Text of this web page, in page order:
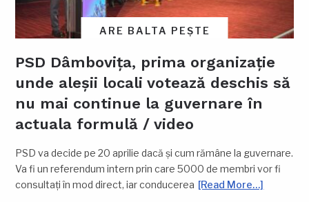
ARE BALTA PEȘTE
PSD Dâmbovița, prima organizație
unde aleșii locali votează deschis să
nu mai continue la guvernare în
actuala formulă / video
PSD va decide pe 20 aprilie dacă și cum rămâne la guvernare.
Va fi un referendum intern prin care 5000 de membri vor fi
consultați în mod direct, iar conducerea [Read More…]